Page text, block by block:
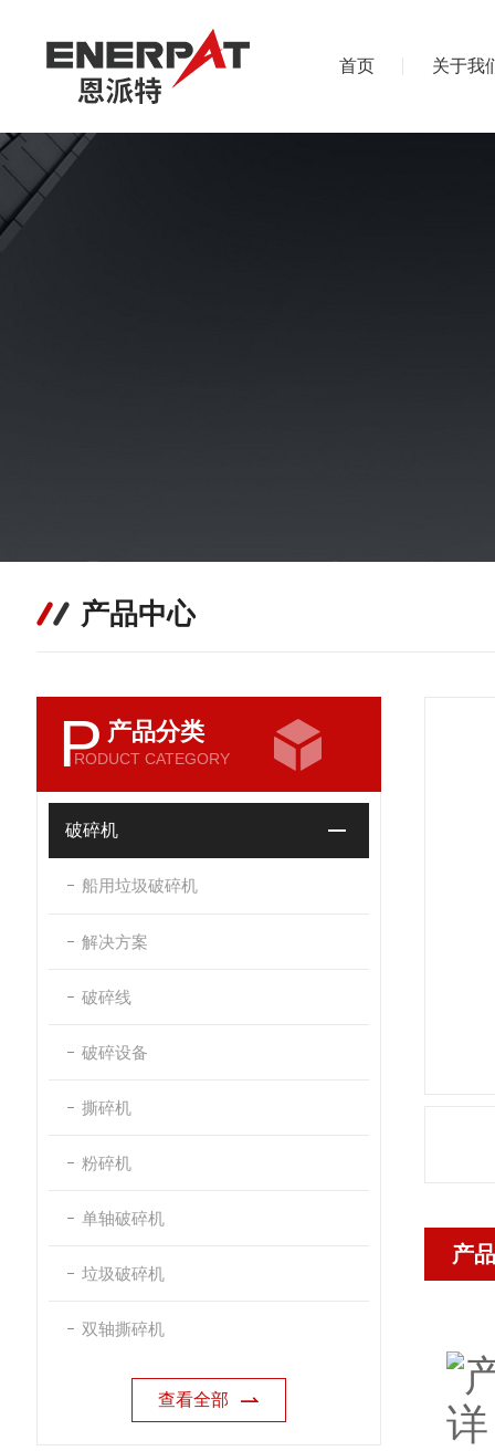
首页 关于我
产品中心
P 产品分类
RODUCT CATEGORY
破碎机
船用垃圾破碎机
解决方案
破碎线
破碎设备
撕碎机
粉碎机
单轴破碎机
垃圾破碎机
双轴撕碎机
查看全部
产